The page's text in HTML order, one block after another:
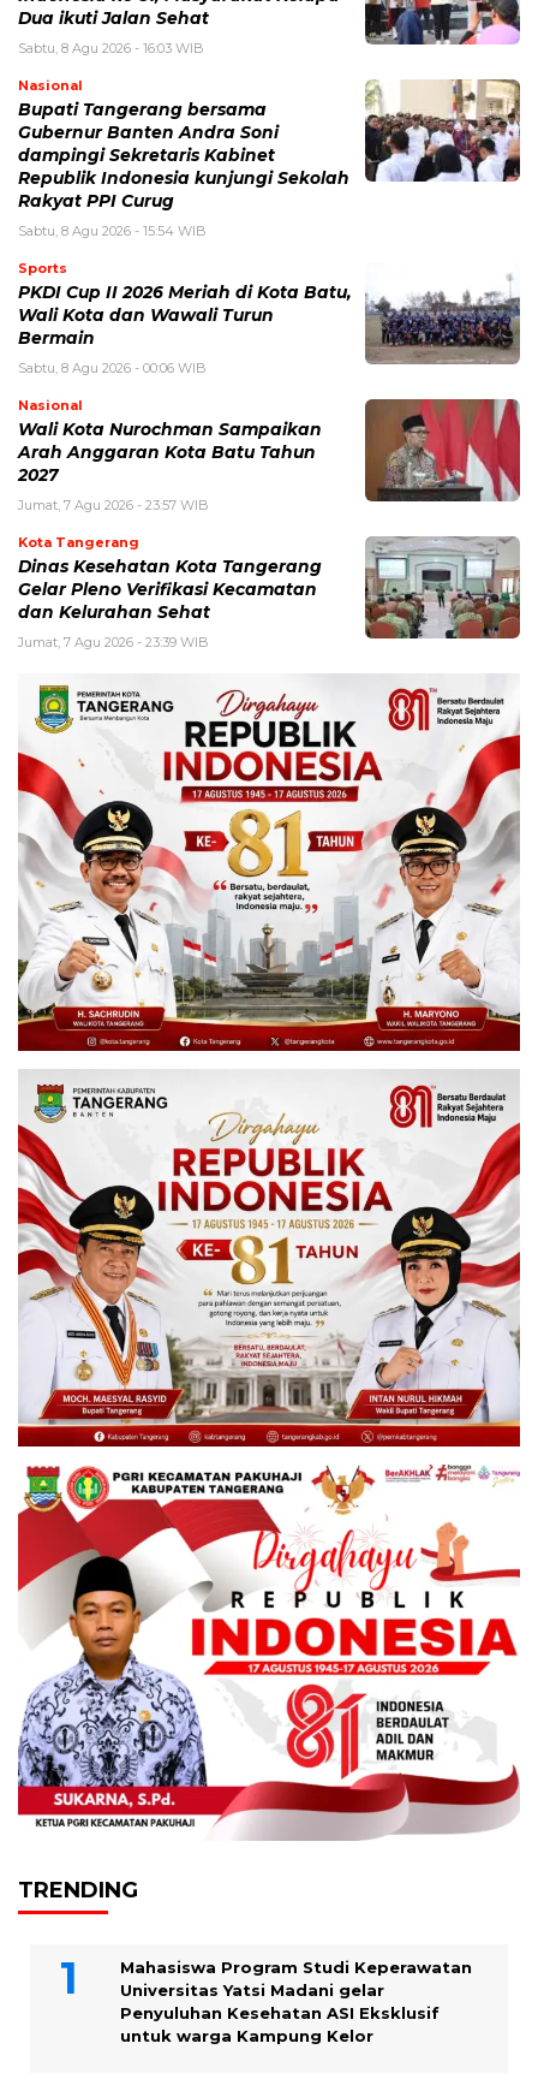
Dua ikuti Jalan Sehat
Sabtu, 8 Agu 2026 - 16:03 WIB
Nasional
Bupati Tangerang bersama
Gubernur Banten Andra Soni
dampingi Sekretaris Kabinet
Republik Indonesia kunjungi Sekolah
Rakyat PPI Curug
Sabtu, 8 Agu 2026 - 15:54 WIB
Sports
PKDI Cup II 2026 Meriah di Kota Batu,
Wali Kota dan Wawali Turun
Bermain
Sabtu, 8 Agu 2026 - 00:06 WIB
Nasional
Wali Kota Nurochman Sampaikan
Arah Anggaran Kota Batu Tahun
2027
Jumat, 7 Agu 2026 - 23:57 WIB
Kota Tangerang
Dinas Kesehatan Kota Tangerang
Gelar Pleno Verifikasi Kecamatan
dan Kelurahan Sehat
Jumat, 7 Agu 2026 - 23:39 WIB
TRENDING
Mahasiswa Program Studi Keperawatan
Universitas Yatsi Madani gelar
Penyuluhan Kesehatan ASI Eksklusif
untuk warga Kampung ‎Kelor